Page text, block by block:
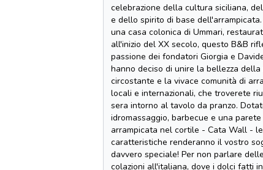
celebrazione della cultura siciliana,
e dello spirito di base
una casa colonica di Ummari,
all'inizio del XX secolo, questo B&B
passione dei fondatori Giorgia e
hanno deciso di unire la bellezza della
circostante e la vivace comunità di
locali e internazionali, che troverete
sera intorno al tavolo da pranzo.
idromassaggio, barbecue e una parete
arrampicata nel cortile - Cata Wall -
caratteristiche renderanno il vostro
davvero speciale! Per non parlare
colazioni all'italiana, dove i dolci fatti